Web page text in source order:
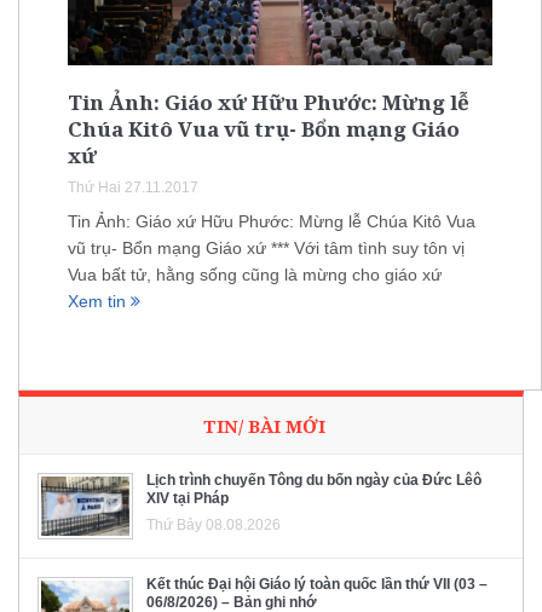
Tin Ảnh: Giáo xứ Hữu Phước: Mừng lễ
Chúa Kitô Vua vũ trụ- Bổn mạng Giáo
xứ
Thứ Hai 27.11.2017
Tin Ảnh: Giáo xứ Hữu Phước: Mừng lễ Chúa Kitô Vua
vũ trụ- Bổn mạng Giáo xứ *** Với tâm tình suy tôn vị
Vua bất tử, hằng sống cũng là mừng cho giáo xứ
Xem tin
TIN/ BÀI MỚI
Lịch trình chuyến Tông du bốn ngày của Đức Lêô
XIV tại Pháp
Thứ Bảy 08.08.2026
Kết thúc Đại hội Giáo lý toàn quốc lần thứ VII (03 –
06/8/2026) – Bản ghi nhớ